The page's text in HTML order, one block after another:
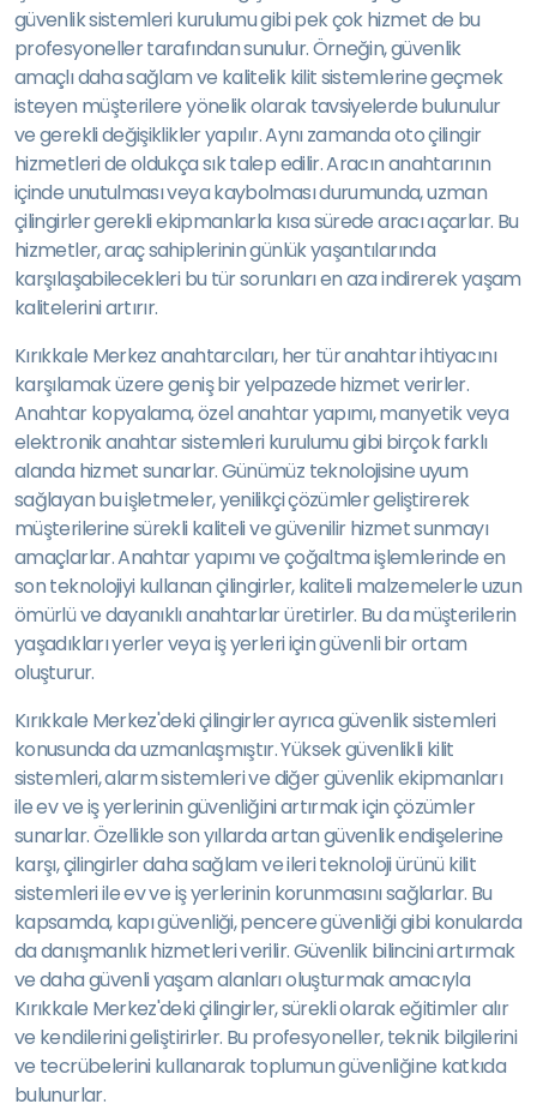
güvenlik sistemleri kurulumu gibi pek çok hizmet de bu
profesyoneller tarafından sunulur. Örneğin, güvenlik
amaçlı daha sağlam ve kalitelik kilit sistemlerine geçmek
isteyen müşterilere yönelik olarak tavsiyelerde bulunulur
ve gerekli değişiklikler yapılır. Aynı zamanda oto çilingir
hizmetleri de oldukça sık talep edilir. Aracın anahtarının
içinde unutulması veya kaybolması durumunda, uzman
çilingirler gerekli ekipmanlarla kısa sürede aracı açarlar. Bu
hizmetler, araç sahiplerinin günlük yaşantılarında
karşılaşabilecekleri bu tür sorunları en aza indirerek yaşam
kalitelerini artırır.
Kırıkkale Merkez anahtarcıları, her tür anahtar ihtiyacını
karşılamak üzere geniş bir yelpazede hizmet verirler.
Anahtar kopyalama, özel anahtar yapımı, manyetik veya
elektronik anahtar sistemleri kurulumu gibi birçok farklı
alanda hizmet sunarlar. Günümüz teknolojisine uyum
sağlayan bu işletmeler, yenilikçi çözümler geliştirerek
müşterilerine sürekli kaliteli ve güvenilir hizmet sunmayı
amaçlarlar. Anahtar yapımı ve çoğaltma işlemlerinde en
son teknolojiyi kullanan çilingirler, kaliteli malzemelerle uzun
ömürlü ve dayanıklı anahtarlar üretirler. Bu da müşterilerin
yaşadıkları yerler veya iş yerleri için güvenli bir ortam
oluşturur.
Kırıkkale Merkez'deki çilingirler ayrıca güvenlik sistemleri
konusunda da uzmanlaşmıştır. Yüksek güvenlikli kilit
sistemleri, alarm sistemleri ve diğer güvenlik ekipmanları
ile ev ve iş yerlerinin güvenliğini artırmak için çözümler
sunarlar. Özellikle son yıllarda artan güvenlik endişelerine
karşı, çilingirler daha sağlam ve ileri teknoloji ürünü kilit
sistemleri ile ev ve iş yerlerinin korunmasını sağlarlar. Bu
kapsamda, kapı güvenliği, pencere güvenliği gibi konularda
da danışmanlık hizmetleri verilir. Güvenlik bilincini artırmak
ve daha güvenli yaşam alanları oluşturmak amacıyla
Kırıkkale Merkez'deki çilingirler, sürekli olarak eğitimler alır
ve kendilerini geliştirirler. Bu profesyoneller, teknik bilgilerini
ve tecrübelerini kullanarak toplumun güvenliğine katkıda
bulunurlar.